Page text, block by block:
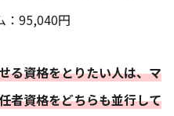
：95,040円
る資格をとりたい人は、マ
者資格をどちらも並行して